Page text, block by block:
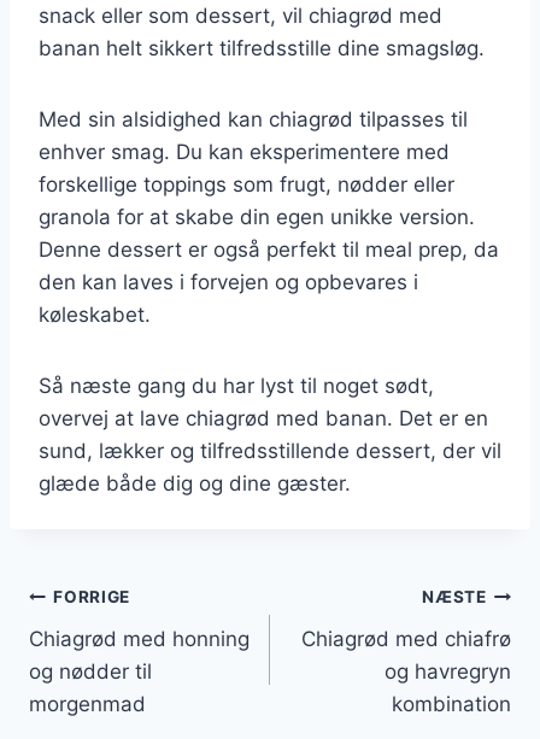
snack eller som dessert, vil chiagrød med
banan helt sikkert tilfredsstille dine smagsløg.
Med sin alsidighed kan chiagrød tilpasses til
enhver smag. Du kan eksperimentere med
forskellige toppings som frugt, nødder eller
granola for at skabe din egen unikke version.
Denne dessert er også perfekt til meal prep, da
den kan laves i forvejen og opbevares i
køleskabet.
Så næste gang du har lyst til noget sødt,
overvej at lave chiagrød med banan. Det er en
sund, lækker og tilfredsstillende dessert, der vil
glæde både dig og dine gæster.
Indlægsnavigation
FORRIGE
Chiagrød med honning
og nødder til
morgenmad
NÆSTE
Chiagrød med chiafrø
og havregryn
kombination